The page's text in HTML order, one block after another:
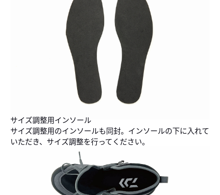
サイズ調整用インソール
サイズ調整用のインソールも同封。インソールの下に入れて
いただき、サイズ調整を行ってください。